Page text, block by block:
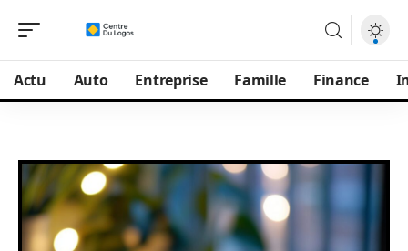
Actu Auto Entreprise Famille Finance